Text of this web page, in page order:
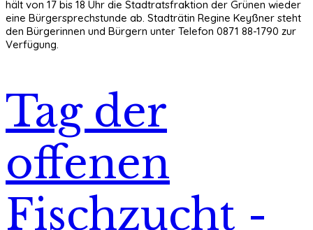
hält von 17 bis 18 Uhr die Stadtratsfraktion der Grünen wieder
eine Bürgersprechstunde ab. Stadträtin Regine Keyßner steht
den Bürgerinnen und Bürgern unter Telefon 0871 88-1790 zur
Verfügung.
Tag der
offenen
Fischzucht -